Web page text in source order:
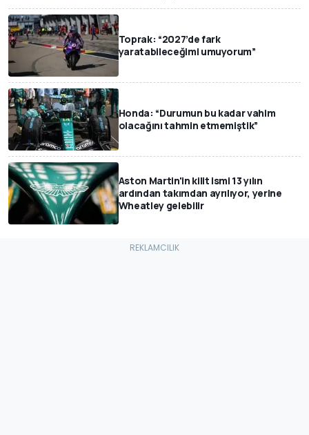
Toprak: “2027’de fark
yaratabileceğimi umuyorum”
Honda: “Durumun bu kadar vahim
olacağını tahmin etmemiştik”
Aston Martin'in kilit ismi 13 yılın
ardından takımdan ayrılıyor, yerine
Wheatley gelebilir